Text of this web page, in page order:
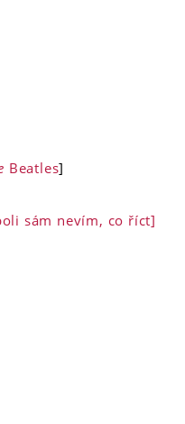
Beatles]
sám nevím, co říct]